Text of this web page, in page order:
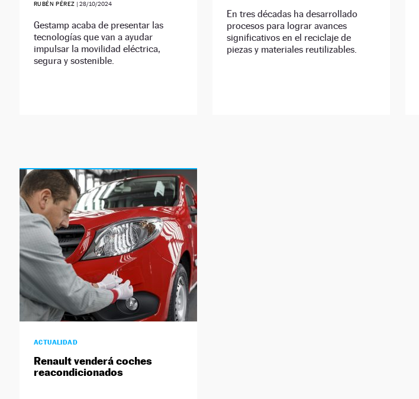
RUBÉN PÉREZ |28/10/2024
Gestamp acaba de presentar las
tecnologías que van a ayudar
impulsar la movilidad eléctrica,
segura y sostenible.
En tres décadas ha desarrollado
procesos para lograr avances
significativos en el reciclaje de
piezas y materiales reutilizables.
ACTUALIDAD
Renault venderá coches
reacondicionados